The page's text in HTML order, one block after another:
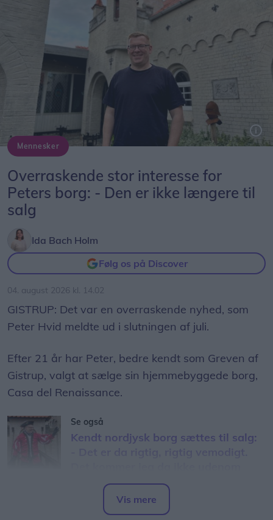
Mennesker
Overraskende stor interesse for
Peters borg: - Den er ikke længere til
salg
Ida Bach Holm
Følg os på Discover
04. august 2026 kl. 14.02
GISTRUP: Det var en overraskende nyhed, som
Peter Hvid meldte ud i slutningen af juli.
Efter 21 år har Peter, bedre kendt som Greven af
Gistrup, valgt at sælge sin hjemmebyggede borg,
Casa del Renaissance.
Se også
Kendt nordjysk borg sættes til salg:
Den udmelding blev mødt med skeptiske
kommentarer såsom:
Vis mere